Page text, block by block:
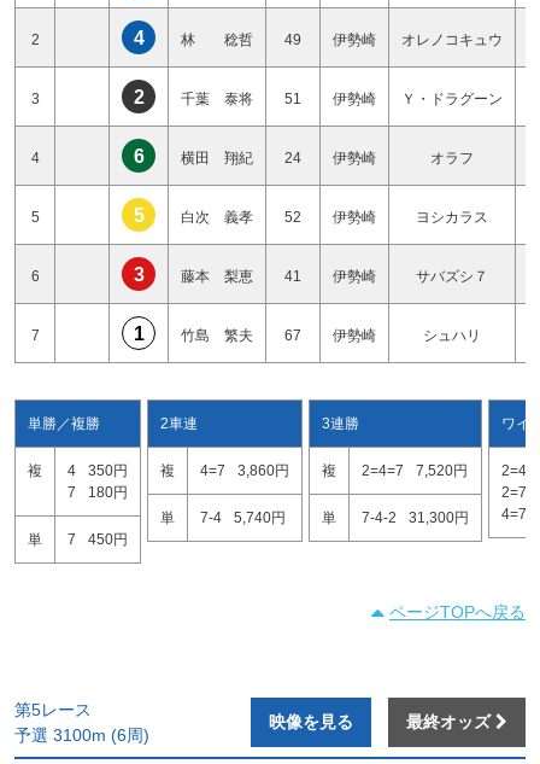
2 4 林 稔哲 49 伊勢崎 オレノコキュウ
3 2 千葉 泰将 51 伊勢崎 Ｙ・ドラグーン
4 6 横田 翔紀 24 伊勢崎 オラフ
5 5 白次 義孝 52 伊勢崎 ヨシカラス
6 3 藤本 梨恵 41 伊勢崎 サバズシ７
7 1 竹島 繁夫 67 伊勢崎 シュハリ
単勝／複勝
複 4
350円
7
180円
単 7 450円
2車連
複 4=7 3,860円
単 7-4 5,740円
3連勝
複 2=4=7 7,520円
単 7-4-2 31,300円
ワイ
2=4
2=7
4=7
ページTOPへ戻る
第5レース
予選 3100m (6周)
映像を見る 最終オッズ